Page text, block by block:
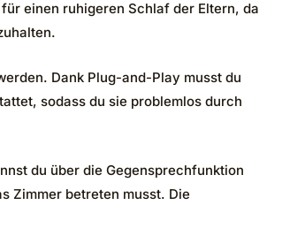
einen ruhigeren Schlaf der Eltern, da
Dank Plug-and-Play musst du
sodass du sie problemlos durch
du über die Gegensprechfunktion
Zimmer betreten musst. Die